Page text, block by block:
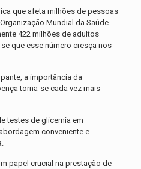
que afeta milhões de pessoas
Mundial da Saúde
422 milhões de adultos
que esse número cresça nos
a importância da
torna-se cada vez mais
testes de glicemia em
conveniente e
papel crucial na prestação de